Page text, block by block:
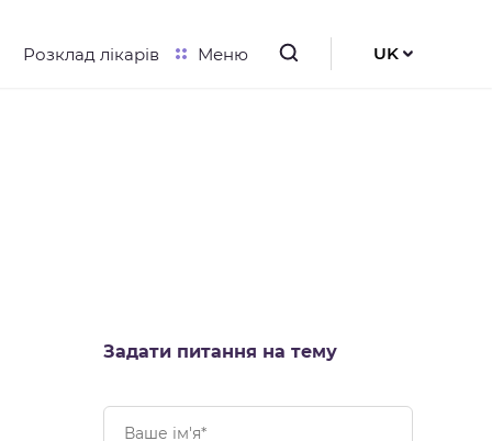
Розклад лікарів Меню
UK
Задати питання на тему